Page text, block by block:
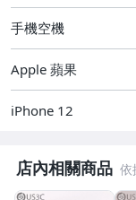
★★★ 一元起標優
液晶顯示器
手機空機
Apple 蘋果
iPhone 12
店內相關商品